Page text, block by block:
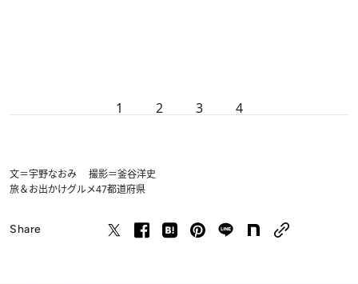
1 2 3 4
文＝宇野なおみ 撮影＝釜谷洋史
旅＆お出かけグルメ47都道府県
Share